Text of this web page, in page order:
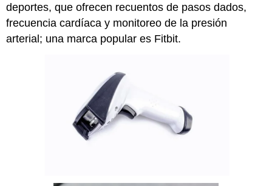
deportes, que ofrecen recuentos de pasos dados,
frecuencia cardíaca y monitoreo de la presión
arterial; una marca popular es Fitbit.